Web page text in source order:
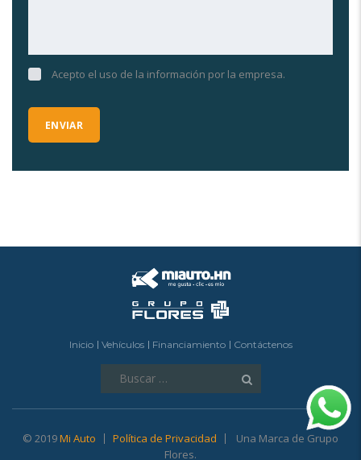
Acepto el uso de la información por la empresa.
Inicio Vehículos Financiamiento Contáctenos
© 2019Mi Auto Política de Privacidad
Una Marca de Grupo
Flores.